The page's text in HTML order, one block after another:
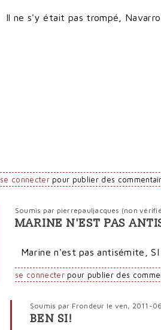
Il ne s'y était pas trompé,
se connecterpour publier des
Soumis par pierrepauljacques (non
En
"véritables
MARINE N'EST PAS
Marine n'est pas antisémite, SI
se connecterpour publier des
Soumis par Frondeur le ven, 2011-
En
BEN SI!